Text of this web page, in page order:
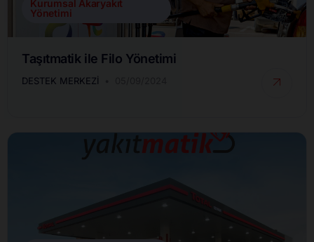
Kurumsal Akaryakıt
Yönetimi
Taşıtmatik ile Filo Yönetimi
DESTEK MERKEZI